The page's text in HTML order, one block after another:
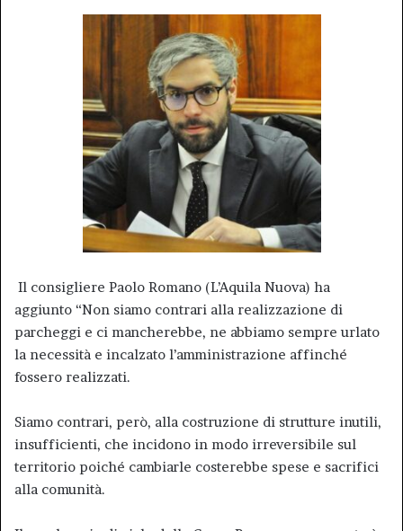
Il consigliere Paolo Romano (L’Aquila Nuova) ha
aggiunto “Non siamo contrari alla realizzazione di
parcheggi e ci mancherebbe, ne abbiamo sempre urlato
la necessità e incalzato l’amministrazione affinché
fossero realizzati.
Siamo contrari, però, alla costruzione di strutture inutili,
insufficienti, che incidono in modo irreversibile sul
territorio poiché cambiarle costerebbe spese e sacrifici
alla comunità.